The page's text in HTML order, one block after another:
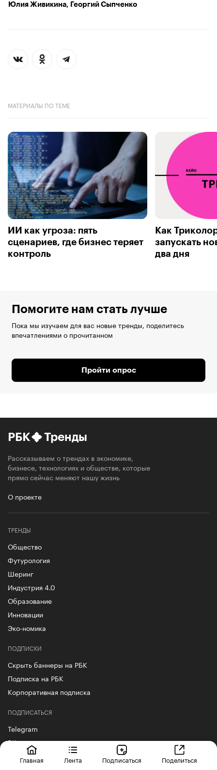
Юлия Живикина, Георгий Сыпченко
МАТЕРИАЛЫ ПО ТЕМЕ
ИИ как угроза: пять
сценариев, где бизнес теряет
контроль
Как
запускать
два дня
Помогите нам стать лучше
Пока мы изучаем для вас новые тренды, поделитесь
впечатлениями о прочитанном
Пройти опрос
РБК Тренды
Рассказываем о трендах в экономике,
бизнесе, технологиях и обществе, которые
прямо сейчас меняют нашу жизнь
О проекте
ТРЕНДЫ
Общество
Футурология
Шеринг
Индустрия 4.0
Образование
Инновации
Эко-номика
ПОДПИСКИ
Скрыть баннеры на РБК
Подписка на РБК
Корпоративная подписка
ПОДПИСАТЬСЯ
Telegram
ВКонтакте
YouTube
Главная Лента Подписаться Поделиться